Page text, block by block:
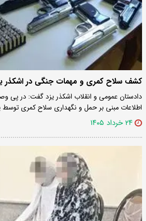
کشف سلاح کمری و مهمات جنگی در اشکذر
دادستان عمومی و انقلاب اشکذر یزد گفت: در پی
اطلاعات مبنی بر حمل و نگهداری سلاح کمری توسط
۲۴ خرداد ۱۴۰۵